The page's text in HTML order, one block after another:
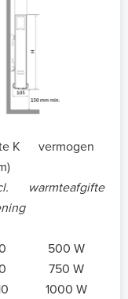
K
vermogen
warmteafgifte
500 W
750 W
1000 W